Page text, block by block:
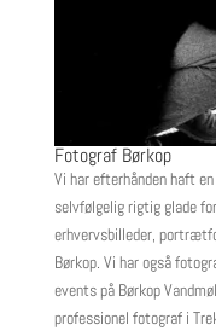
Fotograf Børkop
Vi har efterhånden haft
selvfølgelig rigtig glade
erhvervsbilleder,
Børkop. Vi har også
events på Børkop
professionel fotograf i